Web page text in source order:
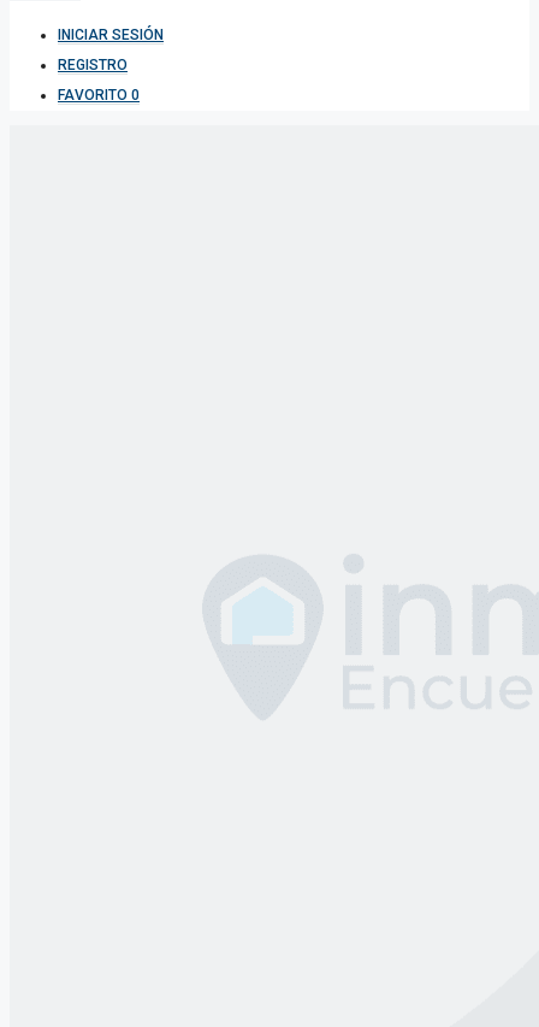
INICIAR SESIÓN
REGISTRO
FAVORITO 0